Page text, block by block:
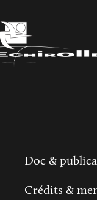
Doc &
Crédits &